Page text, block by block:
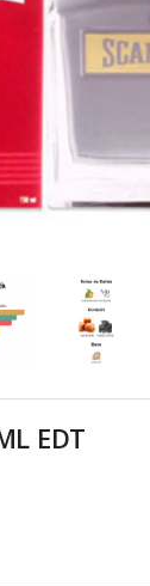
en dígitos:
la contraseña?
EDT